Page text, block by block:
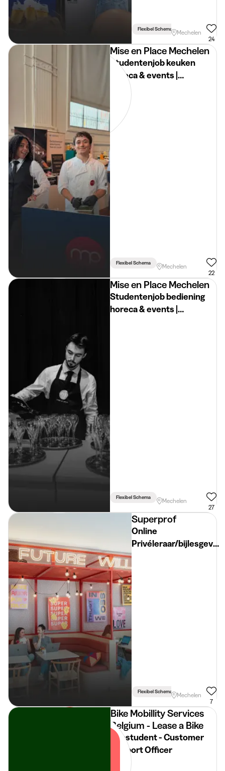
Flexibel Schema
Mechelen
24
Mise en Place Mechelen
Studentenjob keuken
horeca & events |
Mechelen
Flexibel Schema
Mechelen
22
Mise en Place Mechelen
Studentenjob bediening
horeca & events |
Flexibel Schema
Mechelen
27
Superprof
Online
Privéleraar/bijlesgever
(m/v) – €20 tot €50/u
Flexibel Schema
Mechelen
7
Bike Mobillity Services
Belgium - Lease a Bike
Jobstudent - Customer
Support Officer